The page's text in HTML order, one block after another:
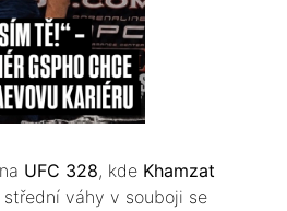
UFC 328, kde Khamzat
váhy v souboji se